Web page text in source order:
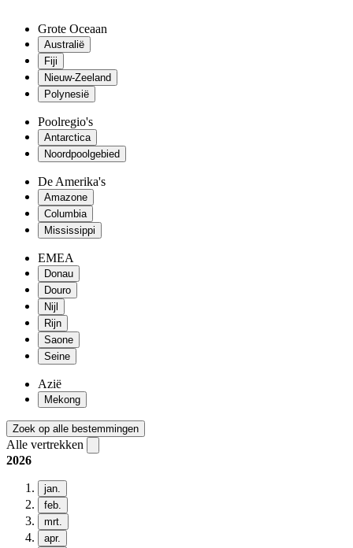
Grote Oceaan
Australië
Fiji
Nieuw-Zeeland
Polynesië
Poolregio's
Antarctica
Noordpoolgebied
De Amerika's
Amazone
Columbia
Mississippi
EMEA
Donau
Douro
Nijl
Rijn
Saone
Seine
Azië
Mekong
Zoek op alle bestemmingen
Alle vertrekken
2026
jan.
feb.
mrt.
apr.